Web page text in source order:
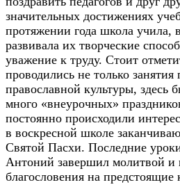
значительных достижениях
протяжении года школа учила,
развивала их творческие
уважение к труду. Стоит
проводились не только
православной культуры, здесь
много «внеурочных»
постоянно происходили
в воскресной школе
Святой Пасхи. Последние
Антоний завершил молитвой и
благословения на